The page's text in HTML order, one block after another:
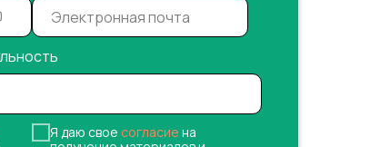
Я даю свое согласие на